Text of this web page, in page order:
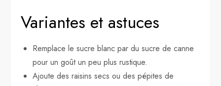
Variantes et astuces
Remplace le sucre blanc par du sucre de canne
pour un goût un peu plus rustique.
Ajoute des raisins secs ou des pépites de